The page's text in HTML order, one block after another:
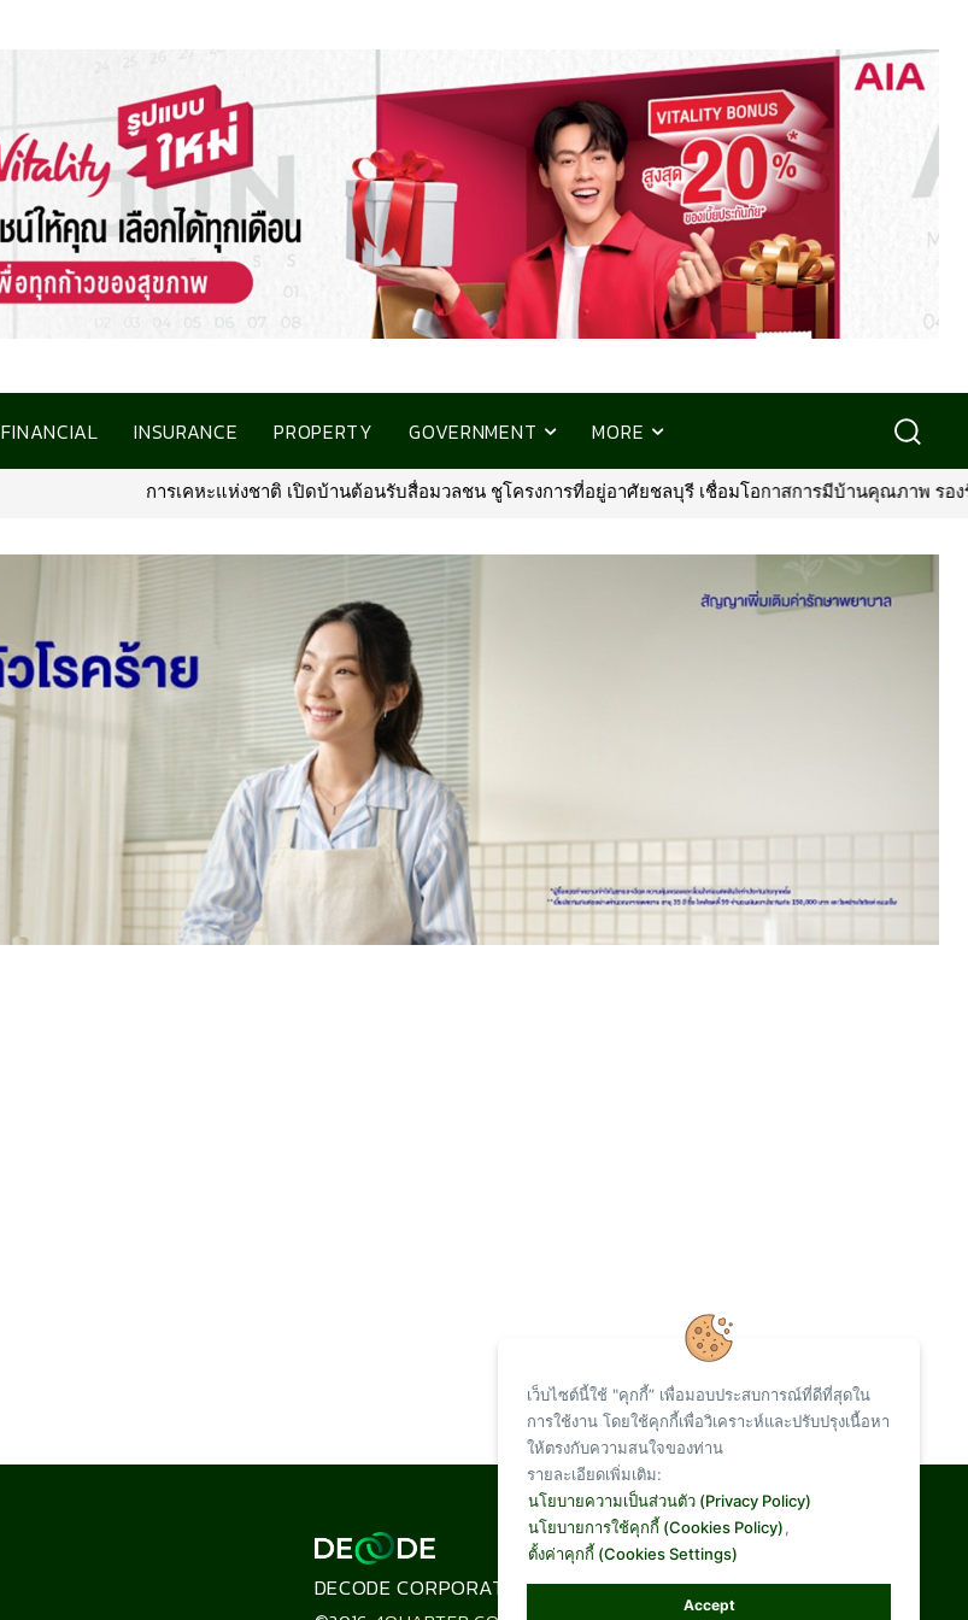
FINANCIAL INSURANCE PROPERTY GOVERNMENT MORE
การเคหะแห่งชาติ เปิดบ้านต้อนรับสื่อมวลชน ชูโครงการที่อยู่อาศัยชลบุรี เชื่อมโอกาสการมีบ้านคุณภาพ รองรับการเติบโ
DECODE CORPORATION LIMITED
Total Visit :
1,095,262
เว็บไซต์นี้ใช้ "คุกกี้” เพื่อมอบประสบการณ์ที่ดีที่สุดใน
การใช้งาน โดยใช้คุกกี้เพื่อวิเคราะห์และปรับปรุงเนื้อหา
ให้ตรงกับความสนใจของท่าน
รายละเอียดเพิ่มเติม:
นโยบายความเป็นส่วนตัว (Privacy Policy)
นโยบายการใช้คุกกี้ (Cookies Policy),
ตั้งค่าคุกกี้ (Cookies Settings)
Accept